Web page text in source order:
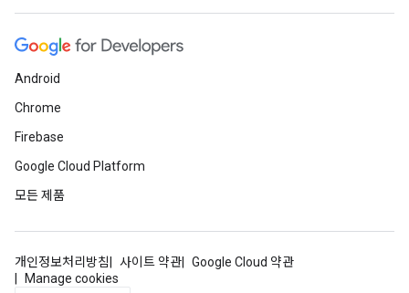
Android
Chrome
Firebase
Google Cloud Platform
모든 제품
개인정보처리방침 사이트 약관
Google Cloud 약관
Manage cookies